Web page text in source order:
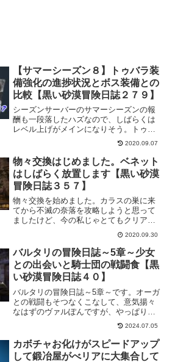
【サマーシーズン８】トゥバラ装
備強化の進捗状況とボス装備との
比較【黒い砂漠冒険日誌２７９】
シーズンサーバーのサマーシーズンの報
酬も一段落したハズなので、しばらくは
レベル上げがメインになりそう。トゥバ
ラ装備も強化していきたいけど素材集め
が大変そうなので、まずはレベル上げに
集中。ここまで強化してきたトゥバラ装
備の状態と、ボス装備との比較してみま
した。
2020.09.07
物々交換はじめました。ベネット
はしばらく放置します【黒い砂漠
冒険日誌３５７】
物々交換を始めました。カラスの巣に来
てから不滅の奈落を攻略しようと思って
ましたけど、今の私じゃとてもクリアで
きそうにないので、しばらく放置して違
うことをしようと思いまして。なので、
貿易船の素材集めもかねて物々交換はじ
めました。
2020.09.30
バルタリの冒険日誌～5章～少女
との出会いと騎士団の戦闘食【黒
い砂漠冒険日誌４０】
バルタリの冒険日誌～5章～です。オーガ
との戦闘もそつなくこなして、意気揚々
なはずのヴァルぽんですが、やっぱり疲
れはあるようで。疲れた身体を癒す薬草
を作り、元気になったところでルツムを
つっついたり、キャベツを刈ったりとま
たまた元気に動きだすのです。
2024.07.05
カボチャお化けがスピードアップ
して鍛冶屋がべリアに大集合して